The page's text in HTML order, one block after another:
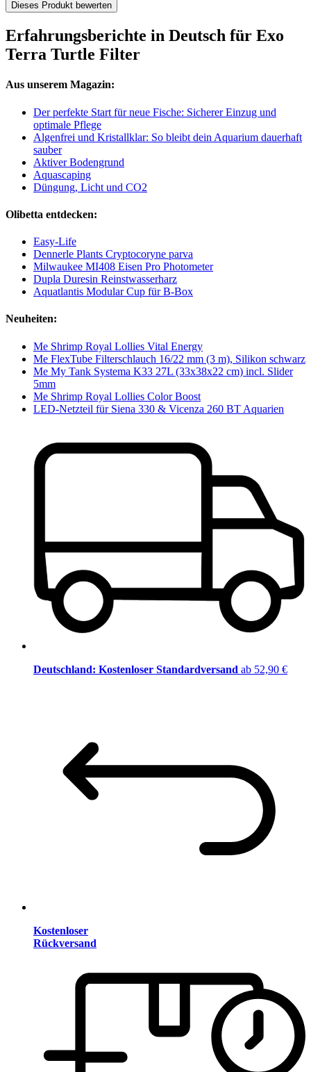
Dieses Produkt bewerten
Erfahrungsberichte in Deutsch für Exo
Terra Turtle Filter
Aus unserem Magazin:
Der perfekte Start für neue Fische: Sicherer Einzug und
optimale Pflege
Algenfrei und Kristallklar: So bleibt dein Aquarium dauerhaft
sauber
Aktiver Bodengrund
Aquascaping
Düngung, Licht und CO2
Olibetta entdecken:
Easy-Life
Dennerle Plants Cryptocoryne parva
Milwaukee MI408 Eisen Pro Photometer
Dupla Duresin Reinstwasserharz
Aquatlantis Modular Cup für B-Box
Neuheiten:
Me Shrimp Royal Lollies Vital Energy
Me FlexTube Filterschlauch 16/22 mm (3 m), Silikon schwarz
Me My Tank Systema K33 27L (33x38x22 cm) incl. Slider
5mm
Me Shrimp Royal Lollies Color Boost
LED-Netzteil für Siena 330 & Vicenza 260 BT Aquarien
Deutschland: Kostenloser Standardversand ab 52,90 €
Kostenloser
Rückversand